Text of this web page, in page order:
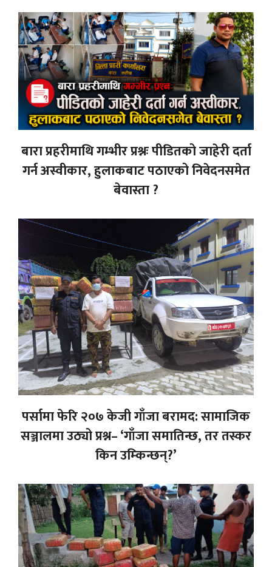
बारा प्रहरीमाथि गम्भीर प्रश्नः पीडितको जाहेरी दर्ता
गर्न अस्वीकार, हुलाकबाट पठाएको निवेदनसमेत
बेवास्ता ?
पर्सामा फेरि २०७ केजी गाँजा बरामद: सामाजिक
सञ्जालमा उठ्यो प्रश्न– ‘गाँजा समातिन्छ, तर तस्कर
किन उम्किन्छन्?’